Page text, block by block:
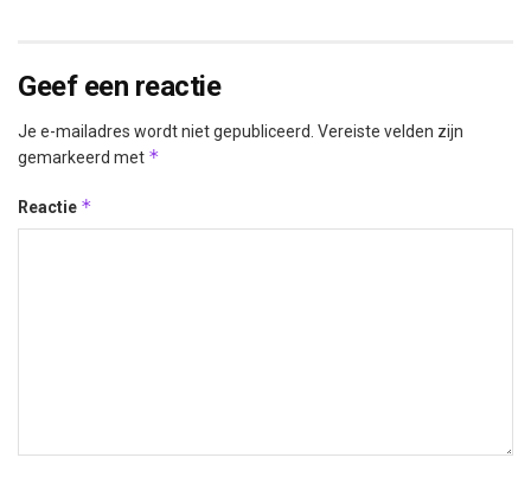
Geef een reactie
Je e-mailadres wordt niet gepubliceerd. Vereiste velden zijn
gemarkeerd met *
Reactie *